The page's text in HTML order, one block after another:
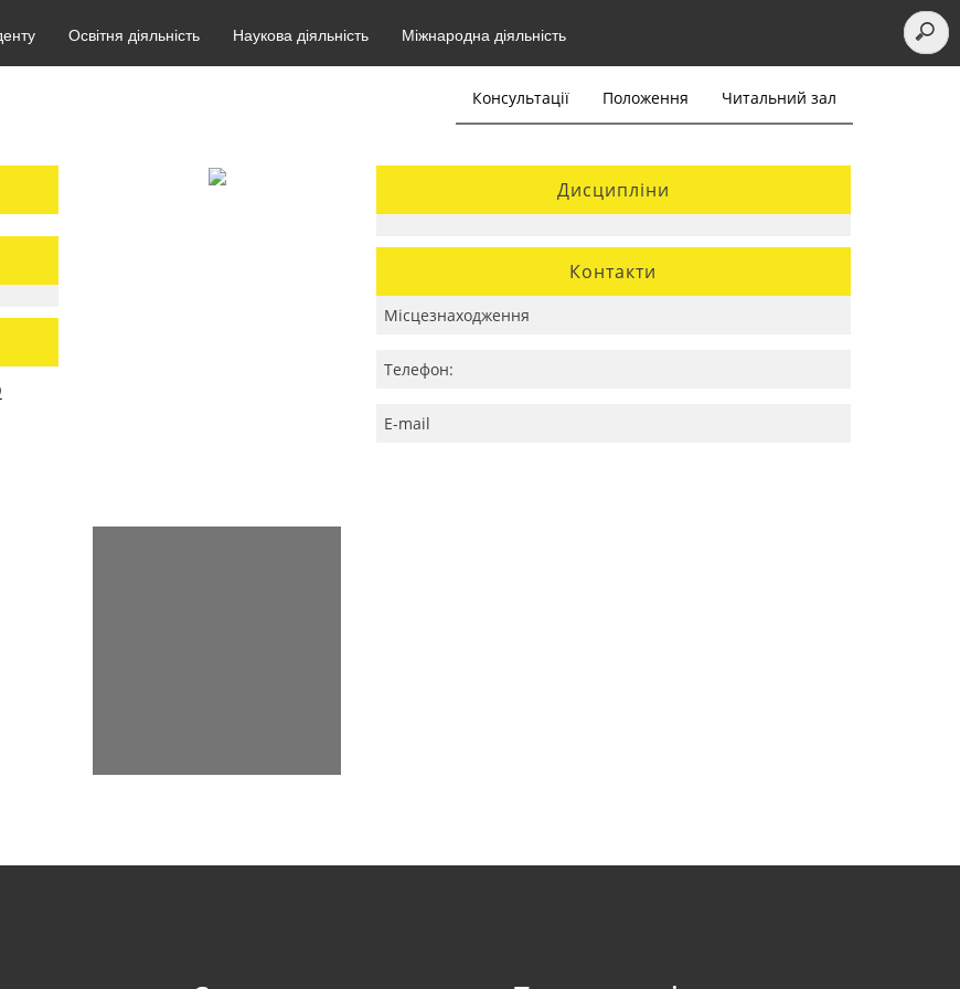
Освітня діяльність Наукова діяльність Міжнародна діяльність
Консультації Положення Читальний зал
Дисципліни
Контакти
Місцезнаходження
Телефон:
E-mail